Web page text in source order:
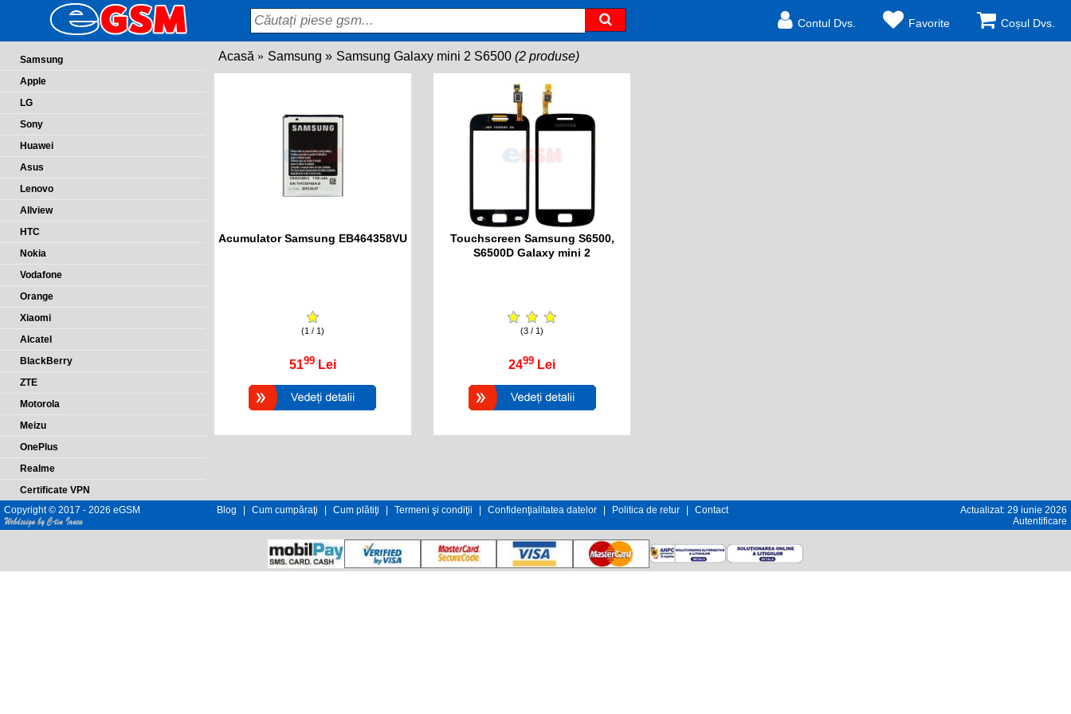
Contul Dvs. Favorite Coșul Dvs.
Samsung
Apple
LG
Sony
Huawei
Asus
Lenovo
Allview
HTC
Nokia
Vodafone
Orange
Xiaomi
Alcatel
BlackBerry
ZTE
Motorola
Meizu
OnePlus
Realme
Certificate VPN
Acasă Samsung Samsung Galaxy mini 2 S6500 (2 produse)
Acumulator Samsung EB464358VU
(1 / 1)
5199 Lei
Touchscreen Samsung S6500,
S6500D Galaxy mini 2
(3 / 1)
2499 Lei
Copyright © 2017 - 2026 eGSM Blog Cum cumpăraţi Cum plătiţi Termeni şi condiţii Confidenţialitatea datelor Politica de retur Contact
Actualizat: 29 iunie 2026
Autentificare